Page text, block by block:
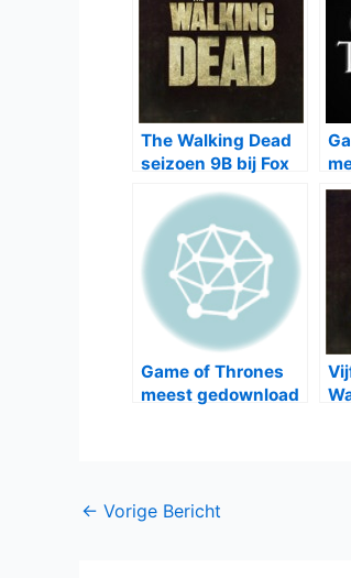
The Walking Dead
seizoen 9B bij Fox
Game of Thrones
meest gedownload
Bericht
← Vorige Bericht